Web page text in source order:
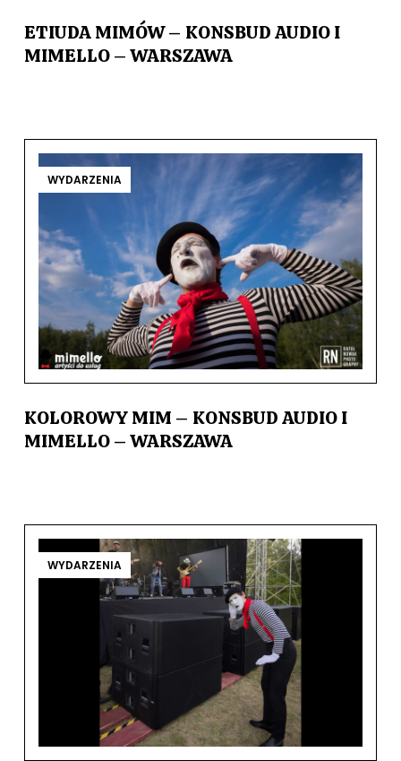
ETIUDA MIMÓW – KONSBUD AUDIO I
MIMELLO – WARSZAWA
WYDARZENIA
KOLOROWY MIM – KONSBUD AUDIO I
MIMELLO – WARSZAWA
WYDARZENIA